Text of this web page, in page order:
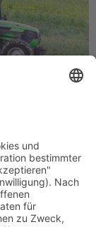
gehört als
wollen
und